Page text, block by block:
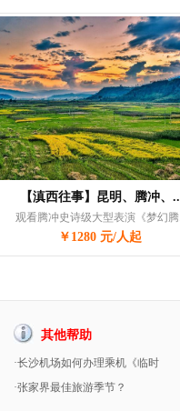
【滇西往事】昆明、腾冲、..
观看腾冲史诗级大型表演《梦幻腾..
￥1280 元/人起
其他帮助
·长沙机场如何办理乘机《临时
·张家界最佳旅游季节？